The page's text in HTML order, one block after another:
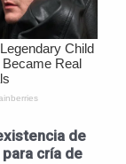
de
cría de